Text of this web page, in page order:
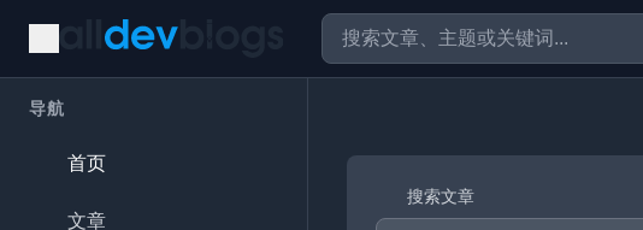
导航
首页
文章
搜索文章